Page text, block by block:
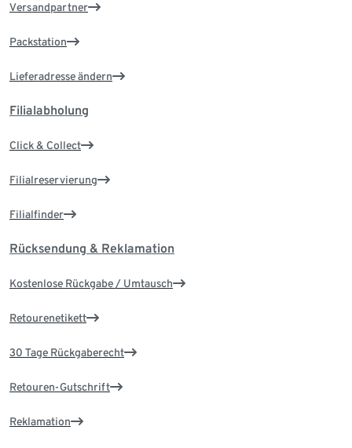
Versandpartner
Packstation
Lieferadresse ändern
Filialabholung
Click & Collect
Filialreservierung
Filialfinder
Rücksendung & Reklamation
Kostenlose Rückgabe / Umtausch
Retourenetikett
30 Tage Rückgaberecht
Retouren-Gutschrift
Reklamation